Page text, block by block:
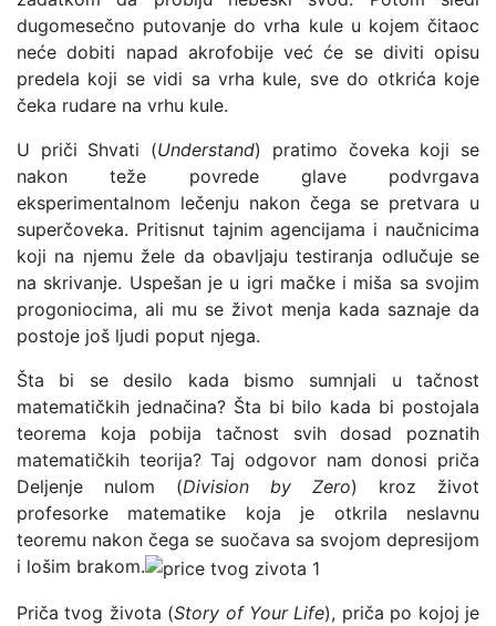
dugomesečno putovanje do vrha kule u kojem čitaoc
neće dobiti napad akrofobije već će se diviti opisu
predela koji se vidi sa vrha kule, sve do otkrića koje
čeka rudare na vrhu kule.
U priči Shvati (Understand) pratimo čoveka koji se
nakon teže povrede glave podvrgava
eksperimentalnom lečenju nakon čega se pretvara u
superčoveka. Pritisnut tajnim agencijama i naučnicima
koji na njemu žele da obavljaju testiranja odlučuje se
na skrivanje. Uspešan je u igri mačke i miša sa svojim
progoniocima, ali mu se život menja kada saznaje da
postoje još ljudi poput njega.
Šta bi se desilo kada bismo sumnjali u tačnost
matematičkih jednačina? Šta bi bilo kada bi postojala
teorema koja pobija tačnost svih dosad poznatih
matematičkih teorija? Taj odgovor nam donosi priča
Deljenje nulom (Division by Zero) kroz život
profesorke matematike koja je otkrila neslavnu
teoremu nakon čega se suočava sa svojom depresijom
i lošim brakom.
Priča tvog života (Story of Your Life), priča po kojoj je